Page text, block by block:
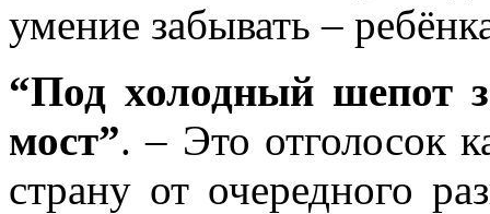
умение забывать –
“Под холодный шепот
мост”. – Это отголосок
страну от очередного